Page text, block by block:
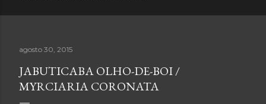
agosto 30, 2015
JABUTICABA OLHO-DE-BOI /
MYRCIARIA CORONATA